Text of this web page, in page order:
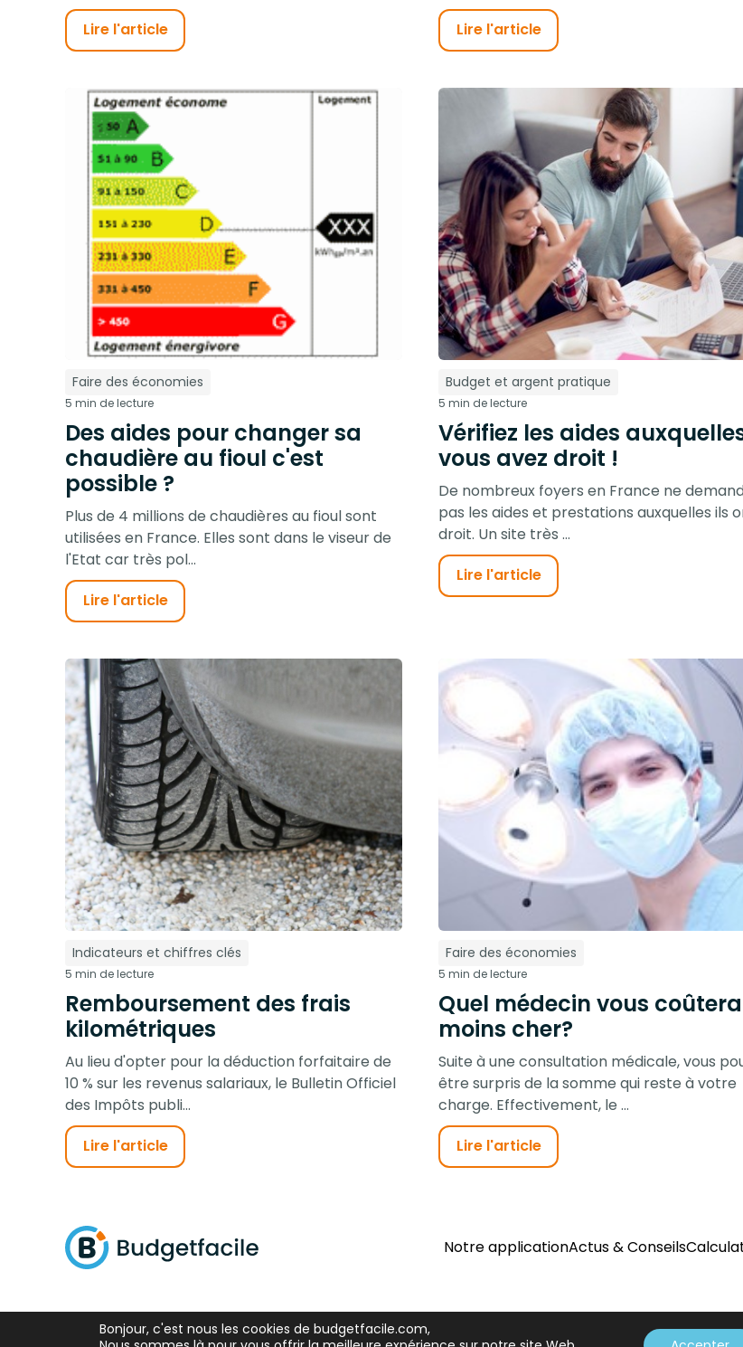
Lire l'article
Lire l'article
Faire des économies
5 min de lecture
Des aides pour changer sa
chaudière au fioul c'est
possible ?
Plus de 4 millions de chaudières au fioul sont
utilisées en France. Elles sont dans le viseur de
l'Etat car très pol...
Lire l'article
Budget et argent pratique
5 min de lecture
Vérifiez les aides
vous avez droit !
De nombreux foyers en France ne
pas les aides et prestations auxquelles ils
droit. Un site très ...
Lire l'article
Indicateurs et chiffres clés
5 min de lecture
Remboursement des frais
kilométriques
Au lieu d'opter pour la déduction forfaitaire de
10 % sur les revenus salariaux, le Bulletin Officiel
des Impôts publi...
Lire l'article
Faire des économies
5 min de lecture
Quel médecin vous
moins cher?
Suite à une consultation médicale, vous
être surpris de la somme qui reste à votre
charge. Effectivement, le ...
Lire l'article
Notre applicationActus & Conseils
Bonjour, c'est nous les cookies de budgetfacile.com,